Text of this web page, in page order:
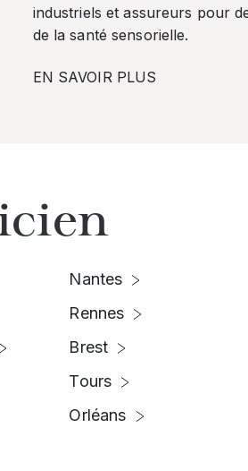
industriels et assureurs pour
de la santé sensorielle.
EN SAVOIR PLUS
Nantes
Rennes
Brest
Tours
Orléans